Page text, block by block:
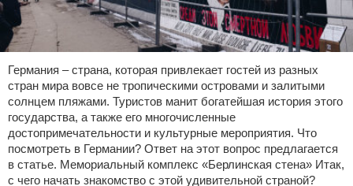
Германия – страна, которая привлекает гостей из разных
стран мира вовсе не тропическими островами и залитыми
солнцем пляжами. Туристов манит богатейшая история этого
государства, а также его многочисленные
достопримечательности и культурные мероприятия. Что
посмотреть в Германии? Ответ на этот вопрос предлагается
в статье. Мемориальный комплекс «Берлинская стена» Итак,
с чего начать знакомство с этой удивительной страной?